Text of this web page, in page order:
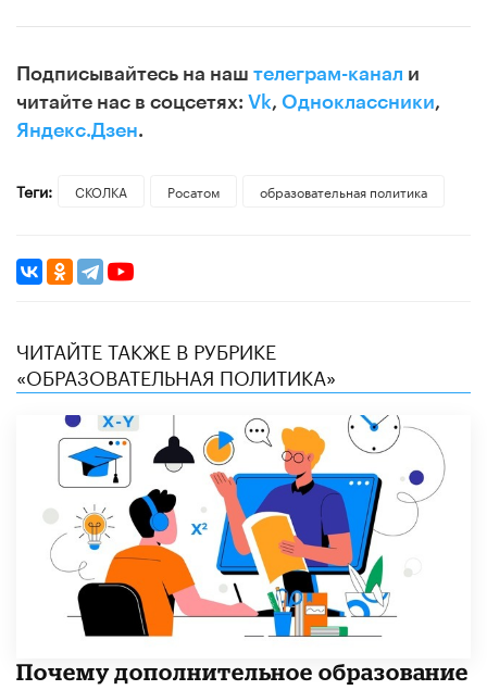
Подписывайтесь на наш телеграм-канал и
читайте нас в соцсетях: Vk, Одноклассники,
Яндекс.Дзен.
Теги: СКОЛКА Росатом образовательная политика
ЧИТАЙТЕ ТАКЖЕ В РУБРИКЕ
«ОБРАЗОВАТЕЛЬНАЯ ПОЛИТИКА»
​Почему дополнительное образование